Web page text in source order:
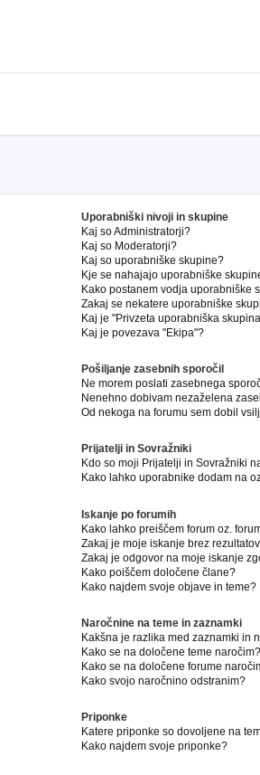
Uporabniški nivoji in skupine
Kaj so Administratorji?
Kaj so Moderatorji?
Kaj so uporabniške skupine?
Kje se nahajajo uporabniške
Kako postanem vodja uporabniške
Zakaj se nekatere uporabniške
Kaj je "Privzeta uporabniška
Kaj je povezava "Ekipa"?
Pošiljanje zasebnih sporočil
Ne morem poslati zasebnega
Nenehno dobivam nezaželena
Od nekoga na forumu sem dobil
Prijatelji in Sovražniki
Kdo so moji Prijatelji in Sovražniki
Kako lahko uporabnike dodam na
Iskanje po forumih
Kako lahko preiščem forum oz.
Zakaj je moje iskanje brez
Zakaj je odgovor na moje iskanje
Kako poiščem določene člane?
Kako najdem svoje objave in teme?
Naročnine na teme in zaznamki
Kakšna je razlika med zaznamki in
Kako se na določene teme naročim?
Kako se na določene forume
Kako svojo naročnino odstranim?
Priponke
Katere priponke so dovoljene na
Kako najdem svoje priponke?